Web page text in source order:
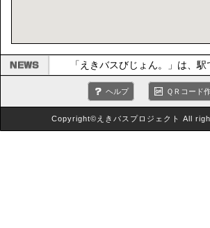
「えきバスびじょん。」は、
ヘルプ ＱＲコード
Copyright©えきバスプロジェクト All